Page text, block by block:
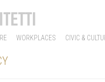
WORKPLACES CIVIC &